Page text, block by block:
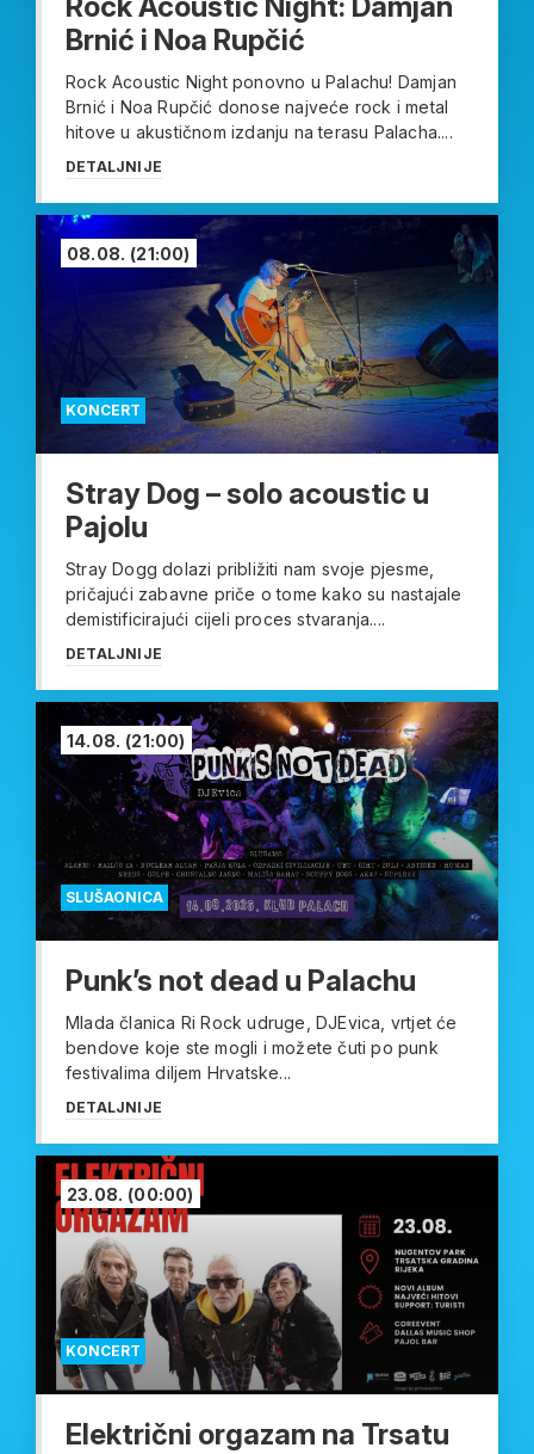
Brnić i Noa Rupčić
Rock Acoustic Night ponovno u Palachu! Damjan
Brnić i Noa Rupčić donose najveće rock i metal
hitove u akustičnom izdanju na terasu Palacha....
DETALJNIJE
KONCERT
08.08. (21:00)
Stray Dog – solo acoustic u
Pajolu
Stray Dogg dolazi približiti nam svoje pjesme,
pričajući zabavne priče o tome kako su nastajale
demistificirajući cijeli proces stvaranja....
DETALJNIJE
SLUŠAONICA
14.08. (21:00)
Punk’s not dead u Palachu
Mlada članica Ri Rock udruge, DJEvica, vrtjet će
bendove koje ste mogli i možete čuti po punk
festivalima diljem Hrvatske...
DETALJNIJE
KONCERT
23.08. (00:00)
Električni orgazam na Trsatu